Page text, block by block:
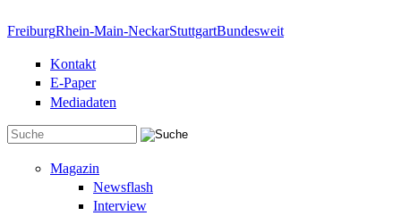
FreiburgRhein-Main-NeckarStuttgartBundesweit
Kontakt
E-Paper
Mediadaten
Magazin
Newsflash
Interview